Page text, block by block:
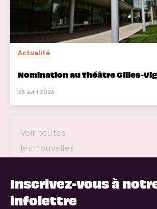
Actualité
Nomination au Théâtre Gilles-
28 avril 2026
Voir toutes
les nouvelles
Inscrivez-vous à
infolettre